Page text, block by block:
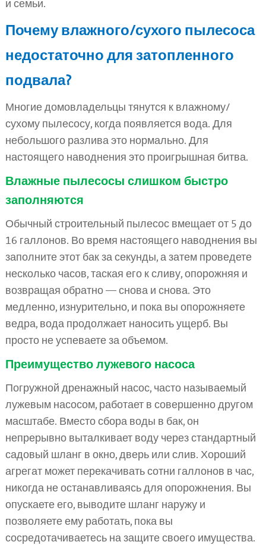
и семьи.
Почему влажного/сухого пылесоса
недостаточно для затопленного
подвала?
Многие домовладельцы тянутся к влажному/
сухому пылесосу, когда появляется вода. Для
небольшого разлива это нормально. Для
настоящего наводнения это проигрышная битва.
Влажные пылесосы слишком быстро
заполняются
Обычный строительный пылесос вмещает от 5 до
16 галлонов. Во время настоящего наводнения вы
заполните этот бак за секунды, а затем проведете
несколько часов, таская его к сливу, опорожняя и
возвращая обратно — снова и снова. Это
медленно, изнурительно, и пока вы опорожняете
ведра, вода продолжает наносить ущерб. Вы
просто не успеваете за объемом.
Преимущество лужевого насоса
Погружной дренажный насос, часто называемый
лужевым насосом, работает в совершенно другом
масштабе. Вместо сбора воды в бак, он
непрерывно выталкивает воду через стандартный
садовый шланг в окно, дверь или слив. Хороший
агрегат может перекачивать сотни галлонов в час,
никогда не останавливаясь для опорожнения. Вы
опускаете его, выводите шланг наружу и
позволяете ему работать, пока вы
сосредотачиваетесь на защите своего имущества.